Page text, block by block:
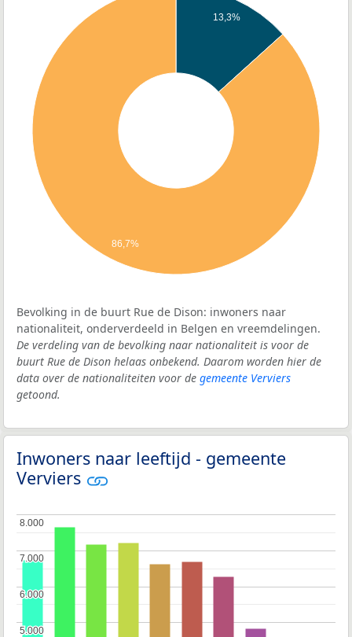
13,3%
86,7%
Bevolking in de buurt Rue de Dison: inwoners naar
nationaliteit, onderverdeeld in Belgen en vreemdelingen.
De verdeling van de bevolking naar nationaliteit is voor de
buurt Rue de Dison helaas onbekend. Daarom worden hier de
data over de nationaliteiten voor de gemeente Verviers
getoond.
Inwoners naar leeftijd - gemeente
Verviers
5.000
5.000
6.000
6.000
7.000
7.000
8.000
8.000